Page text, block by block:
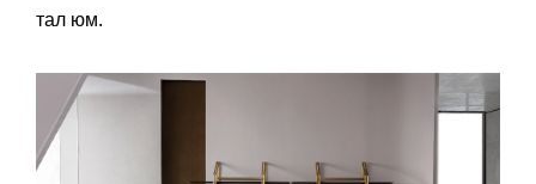
тал юм.